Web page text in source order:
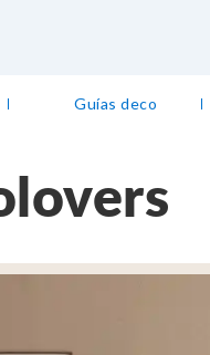
Guías deco